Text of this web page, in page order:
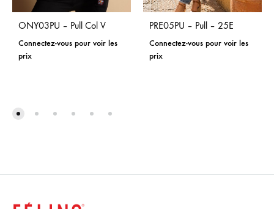
ONY03PU – Pull Col V
Connectez-vous pour voir les
prix
PRE05PU – Pull – 25E
Connectez-vous pour voir les
prix